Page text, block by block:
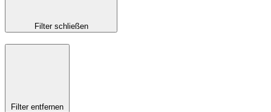
Filter schließen
Filter entfernen